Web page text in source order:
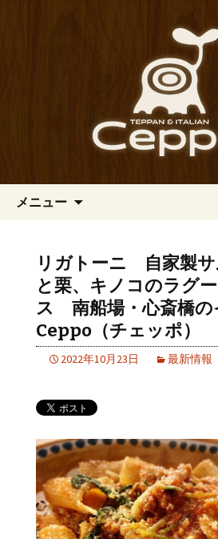
南船場・心斎橋の
「Ceppo（チェッ
イタリアン「Ceppo（
さまざまなパスタや
ステーキのほか、バ
にご用意。デートにも
様にもぴったりです。
メニュー
リガトーニ 自家製
と栗、キノコのラグ
ス 南船場・心斎橋の
Ceppo（チェッポ）
2022年10月23日 最新情報